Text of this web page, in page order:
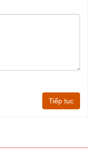
Tiếp tục